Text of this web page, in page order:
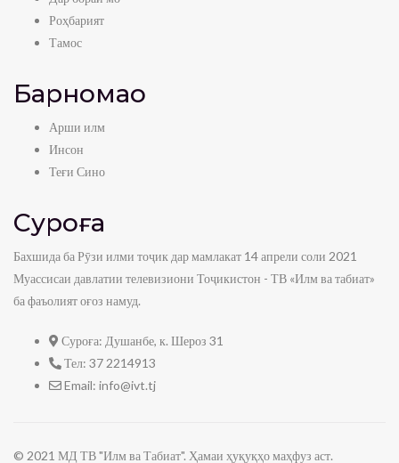
Роҳбарият
Тамос
Барномаҳо
Арши илм
Инсон
Теғи Сино
Суроға
Бахшида ба Рӯзи илми тоҷик дар мамлакат 14 апрели соли 2021
Муассисаи давлатии телевизиони Тоҷикистон - ТВ «Илм ва табиат»
ба фаъолият оғоз намуд.
Суроға: Душанбе, к. Шероз 31
Тел: 37 2214913
Email: info@ivt.tj
© 2021 МД ТВ "Илм ва Табиат". Ҳамаи ҳуқуқҳо маҳфуз аст.